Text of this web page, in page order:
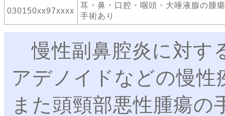
030150xx97xxxx
耳・鼻・口腔・咽頭・大唾液腺の腫瘍
手術あり
慢性副鼻腔炎に対す
アデノイドなどの慢
また頭頸部悪性腫瘍